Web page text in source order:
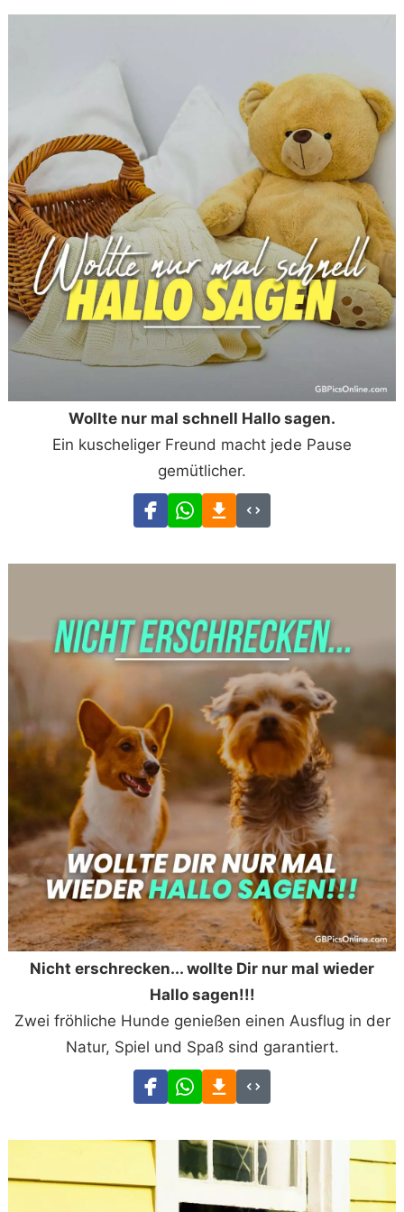
Wollte nur mal schnell Hallo sagen.
Ein kuscheliger Freund macht jede Pause
gemütlicher.
Nicht erschrecken... wollte Dir nur mal wieder
Hallo sagen!!!
Zwei fröhliche Hunde genießen einen Ausflug in der
Natur, Spiel und Spaß sind garantiert.